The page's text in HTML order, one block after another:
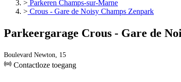
> Parkeren Champs-sur-Marne
> Crous - Gare de Noisy Champs Zenpark
Parkeergarage Crous - Gare de
Boulevard Newton, 15
Contactloze toegang